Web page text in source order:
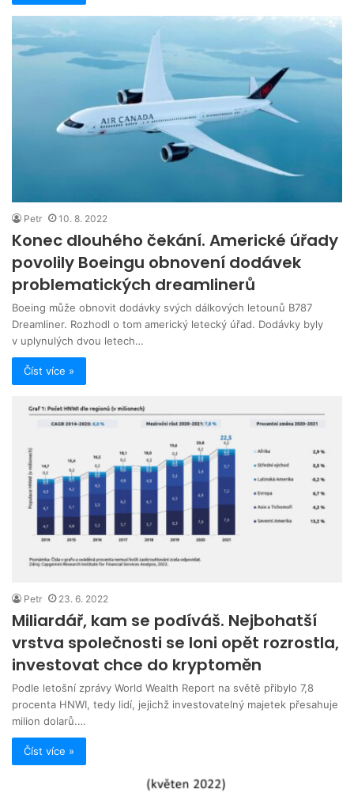
Petr 10. 8. 2022
Konec dlouhého čekání. Americké úřady
povolily Boeingu obnovení dodávek
problematických dreamlinerů
Boeing může obnovit dodávky svých dálkových letounů B787
Dreamliner. Rozhodl o tom americký letecký úřad. Dodávky byly
v uplynulých dvou letech…
Číst více »
Petr 23. 6. 2022
Miliardář, kam se podíváš. Nejbohatší
vrstva společnosti se loni opět rozrostla,
investovat chce do kryptoměn
Podle letošní zprávy World Wealth Report na světě přibylo 7,8
procenta HNWI, tedy lidí, jejichž investovatelný majetek přesahuje
milion dolarů.…
Číst více »